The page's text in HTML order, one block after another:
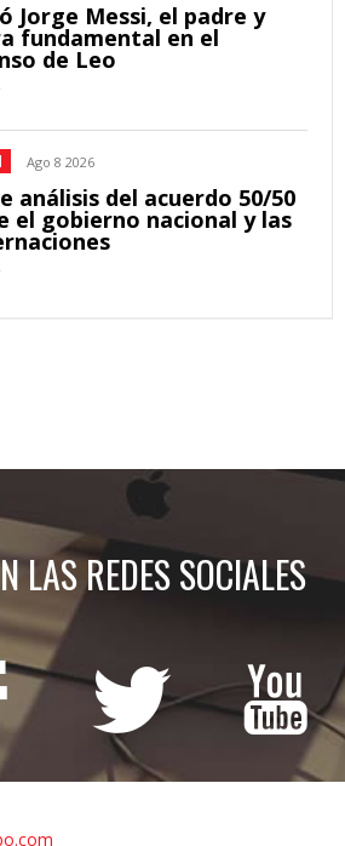
Jorge Messi, el padre y
fundamental en el
de Leo
Ago 8 2026
análisis del acuerdo 50/50
el gobierno nacional y las
LAS REDES SOCIALES